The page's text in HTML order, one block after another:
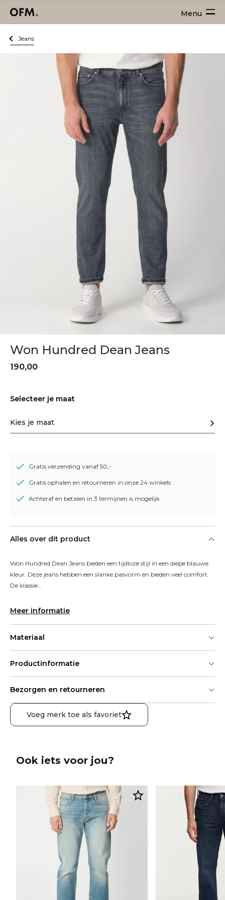
Menu
Jeans
Won Hundred Dean Jeans
190,00
Selecteer je maat
Kies je maat
Gratis verzending vanaf 50,-
Gratis ophalen en retourneren in onze 24 winkels
Achteraf en betalen in 3 termijnen is mogelijk
Alles over dit product
Won Hundred Dean Jeans bieden een tijdloze stijl in een diepe blauwe
kleur. Deze jeans hebben een slanke pasvorm en bieden veel comfort.
De klassie...
Meer informatie
Materiaal
Productinformatie
Bezorgen en retourneren
Voeg merk toe als favoriet
Ook iets voor jou?